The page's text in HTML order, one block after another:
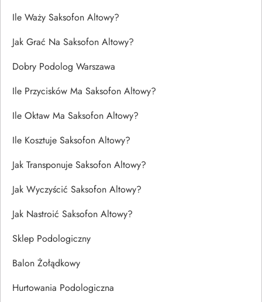
Ile Waży Saksofon Altowy?
Jak Grać Na Saksofon Altowy?
Dobry Podolog Warszawa
Ile Przycisków Ma Saksofon Altowy?
Ile Oktaw Ma Saksofon Altowy?
Ile Kosztuje Saksofon Altowy?
Jak Transponuje Saksofon Altowy?
Jak Wyczyścić Saksofon Altowy?
Jak Nastroić Saksofon Altowy?
Sklep Podologiczny
Balon Żołądkowy
Hurtowania Podologiczna